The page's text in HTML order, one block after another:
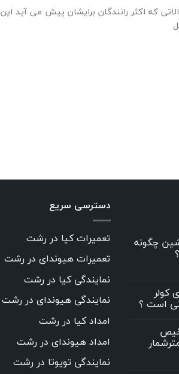
که اکثر رانندگان برایشان پیش می آید این
چگونه
کولر
است ؟
دسترسی سریع
تعمیرات کیا در رشت
تعمیرات هیوندای در رشت
نمایندگی کیا در رشت
نمایندگی هیوندای در رشت
امداد کیا در رشت
امداد هیوندای در رشت
نمایندگی تویوتا در رشت